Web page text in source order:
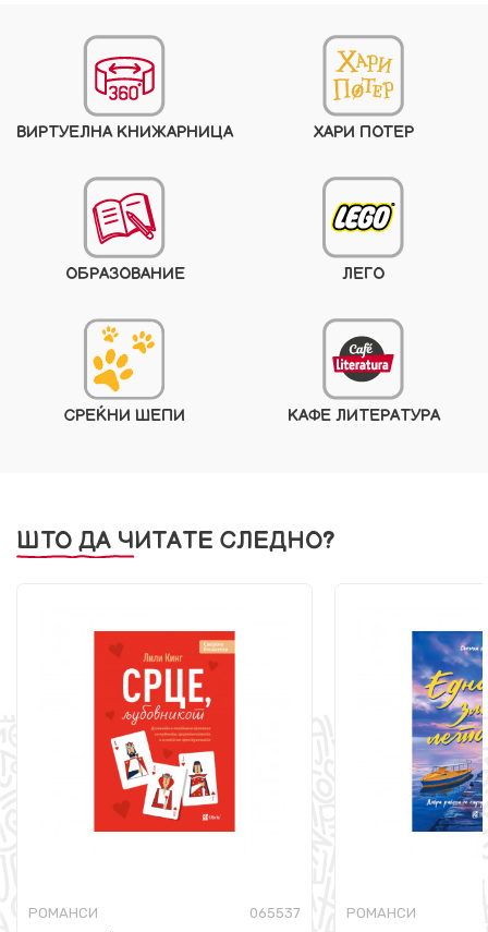
ВИРТУЕЛНА КНИЖАРНИЦА ХАРИ ПОТЕР
ОБРАЗОВАНИЕ ЛЕГО
СРЕЌНИ ШЕПИ КАФЕ ЛИТЕРАТУРА
ШТО ДА ЧИТАТЕ СЛЕДНО?
РОМАНСИ 065537 РОМАНСИ